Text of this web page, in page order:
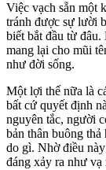
Việc vạch sẵn một
tránh được sự lười
biết bắt đầu từ
mang lại cho mũi
như đời sống.
Một lợi thế nữa là
bất cứ quyết định
nguyên tắc, người
bản thân buông
do gì. Nhờ điều
đáng xảy ra như